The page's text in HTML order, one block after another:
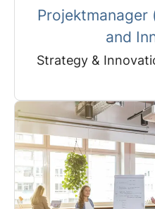
and
Strategy &